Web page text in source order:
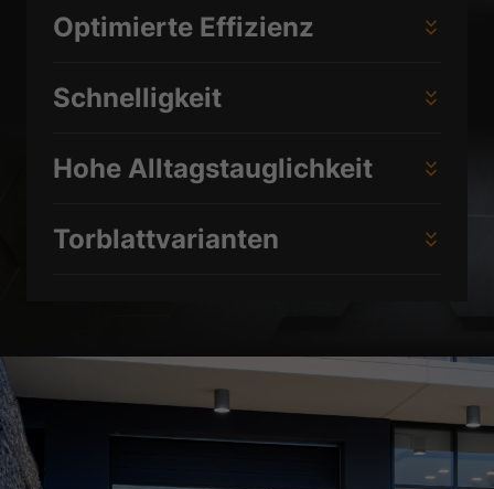
Optimierte Effizienz
Schnelligkeit
Hohe Alltagstauglichkeit
Torblattvarianten